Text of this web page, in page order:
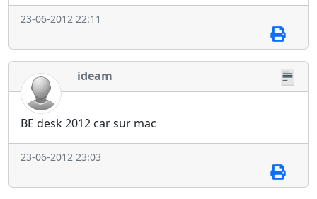
23-06-2012 22:11
ideam
BE desk 2012 car sur mac
23-06-2012 23:03